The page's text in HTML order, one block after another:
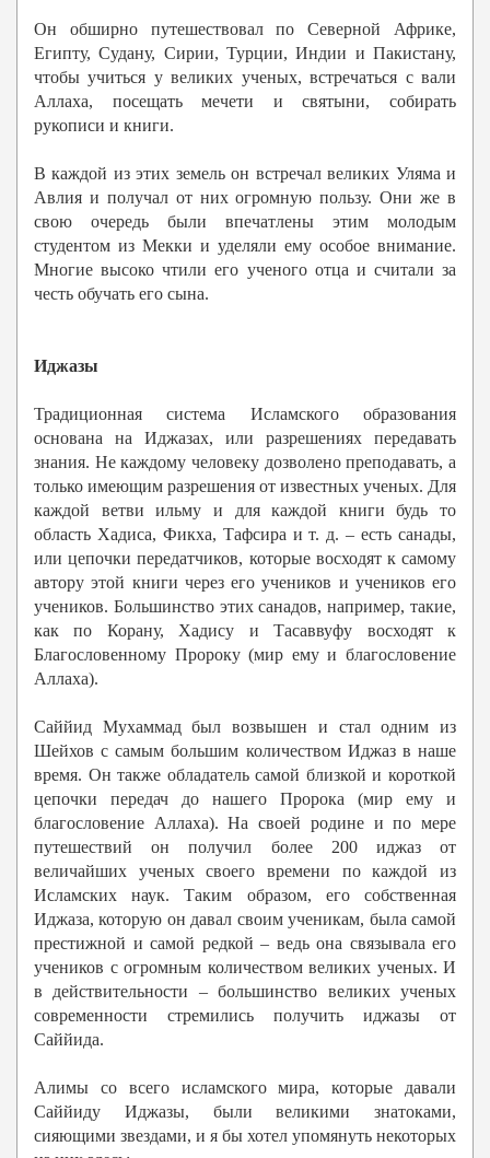
Он обширно путешествовал по Северной Африке,
Египту, Судану, Сирии, Турции, Индии и Пакистану,
чтобы учиться у великих ученых, встречаться с вали
Аллаха, посещать мечети и святыни, собирать
рукописи и книги.
В каждой из этих земель он встречал великих Уляма и
Авлия и получал от них огромную пользу. Они же в
свою очередь были впечатлены этим молодым
студентом из Мекки и уделяли ему особое внимание.
Многие высоко чтили его ученого отца и считали за
честь обучать его сына.
Иджазы
Традиционная система Исламского образования
основана на Иджазах, или разрешениях передавать
знания. Не каждому человеку дозволено преподавать, а
только имеющим разрешения от известных ученых. Для
каждой ветви ильму и для каждой книги будь то
область Хадиса, Фикха, Тафсира и т. д. – есть санады,
или цепочки передатчиков, которые восходят к самому
автору этой книги через его учеников и учеников его
учеников. Большинство этих санадов, например, такие,
как по Корану, Хадису и Тасаввуфу восходят к
Благословенному Пророку (мир ему и благословение
Аллаха).
Саййид Мухаммад был возвышен и стал одним из
Шейхов с самым большим количеством Иджаз в наше
время. Он также обладатель самой близкой и короткой
цепочки передач до нашего Пророка (мир ему и
благословение Аллаха). На своей родине и по мере
путешествий он получил более 200 иджаз от
величайших ученых своего времени по каждой из
Исламских наук. Таким образом, его собственная
Иджаза, которую он давал своим ученикам, была самой
престижной и самой редкой – ведь она связывала его
учеников с огромным количеством великих ученых. И
в действительности – большинство великих ученых
современности стремились получить иджазы от
Саййида.
Алимы со всего исламского мира, которые давали
Саййиду Иджазы, были великими знатоками,
сияющими звездами, и я бы хотел упомянуть некоторых